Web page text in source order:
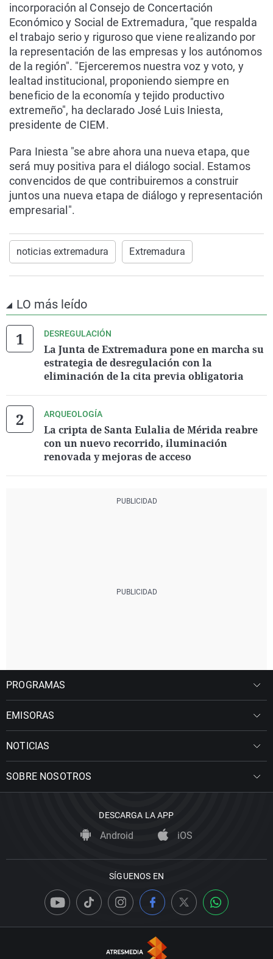
incorporación al Consejo de Concertación
Económico y Social de Extremadura, "que respalda
el trabajo serio y riguroso que viene realizando por
la representación de las empresas y los autónomos
de la región". "Ejerceremos nuestra voz y voto, y
lealtad institucional, proponiendo siempre en
beneficio de la economía y tejido productivo
extremeño", ha declarado José Luis Iniesta,
presidente de CIEM.
Para Iniesta "se abre ahora una nueva etapa, que
será muy positiva para el diálogo social. Estamos
convencidos de que contribuiremos a construir
juntos una nueva etapa de diálogo y representación
empresarial".
noticias extremadura Extremadura
LO más leído
DESREGULACIÓN
La Junta de Extremadura pone en marcha su
estrategia de desregulación con la
eliminación de la cita previa obligatoria
ARQUEOLOGÍA
La cripta de Santa Eulalia de Mérida reabre
con un nuevo recorrido, iluminación
renovada y mejoras de acceso
PROGRAMAS
EMISORAS
NOTICIAS
SOBRE NOSOTROS
DESCARGA LA APP
Android iOS
SÍGUENOS EN